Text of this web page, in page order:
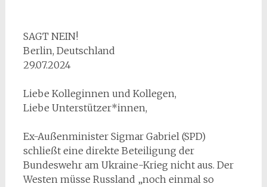
SAGT NEIN!
Berlin, Deutschland
29.07.2024
Liebe Kolleginnen und Kollegen,
Liebe Unterstützer*innen,
Ex-Außenminister Sigmar Gabriel (SPD)
schließt eine direkte Beteiligung der
Bundeswehr am Ukraine-Krieg nicht aus. Der
Westen müsse Russland „noch einmal so